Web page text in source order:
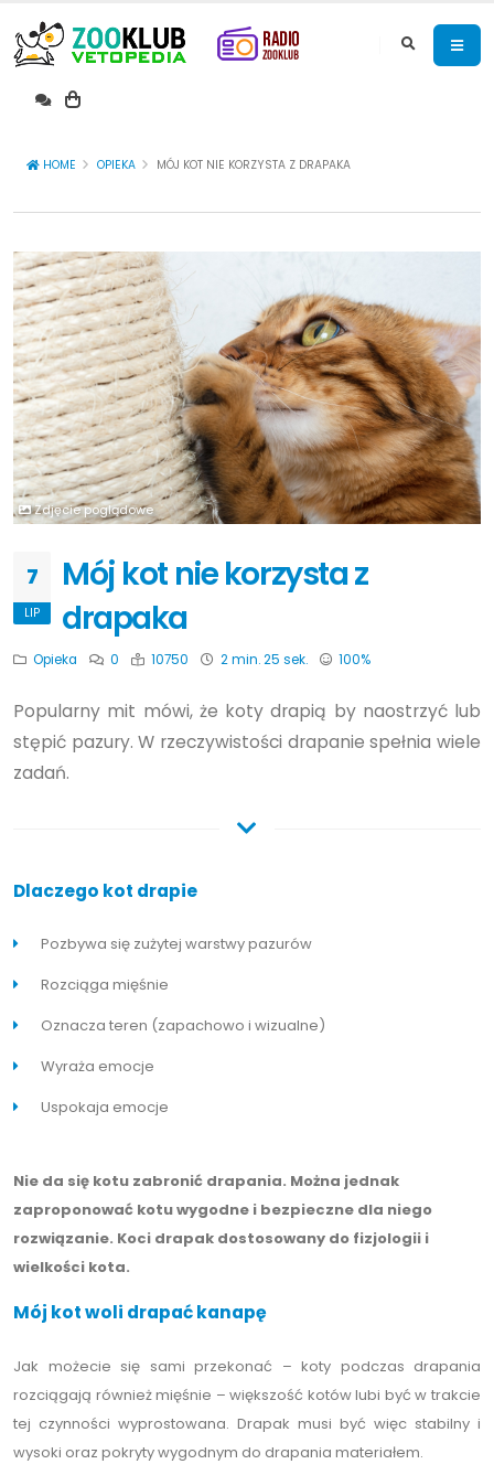
HOME OPIEKA MÓJ KOT NIE KORZYSTA Z DRAPAKA
Zdjęcie poglądowe
7
LIP
Mój kot nie korzysta z
drapaka
Opieka 0 10750 2 min. 25 sek. 100%
Popularny mit mówi, że koty drapią by naostrzyć lub
stępić pazury. W rzeczywistości drapanie spełnia wiele
zadań.
Dlaczego kot drapie
Pozbywa się zużytej warstwy pazurów
Rozciąga mięśnie
Oznacza teren (zapachowo i wizualne)
Wyraża emocje
Uspokaja emocje
Nie da się kotu zabronić drapania. Można jednak
zaproponować kotu wygodne i bezpieczne dla niego
rozwiązanie. Koci drapak dostosowany do fizjologii i
wielkości kota.
Mój kot woli drapać kanapę
Jak możecie się sami przekonać – koty podczas drapania
rozciągają również mięśnie – większość kotów lubi być w trakcie
tej czynności wyprostowana. Drapak musi być więc stabilny i
wysoki oraz pokryty wygodnym do drapania materiałem.